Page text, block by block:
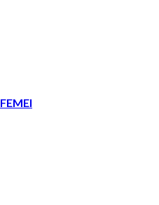
FEMEI